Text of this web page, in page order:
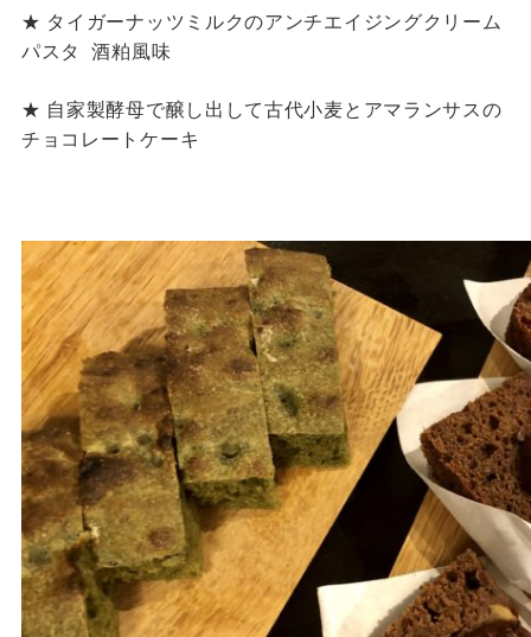
★ タイガーナッツミルクのアンチエイジングクリーム
パスタ
酒粕風味
★ 自家製酵母で醸し出して古代小麦とアマランサスの
チョコレートケーキ